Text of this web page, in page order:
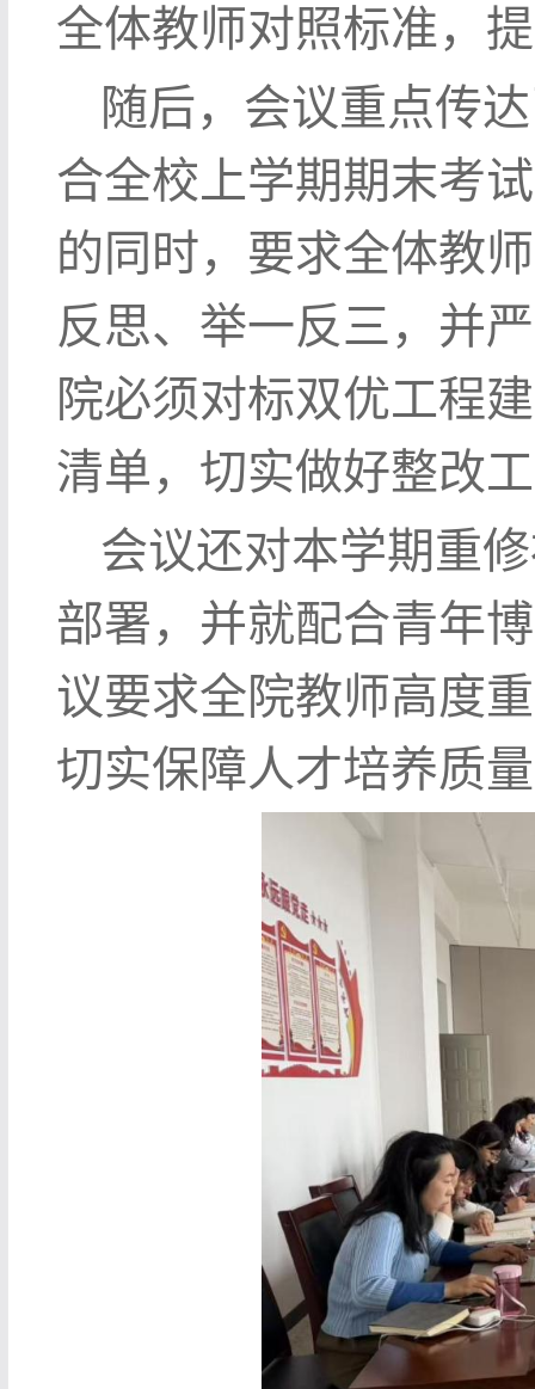
全体教师对照标准，
随后，会议重点传
合全校上学期期末考
的同时，要求全体教
反思、举一反三，并
院必须对标双优工程
清单，切实做好整改
会议还对本学期重
部署，并就配合青年
议要求全院教师高度
切实保障人才培养质